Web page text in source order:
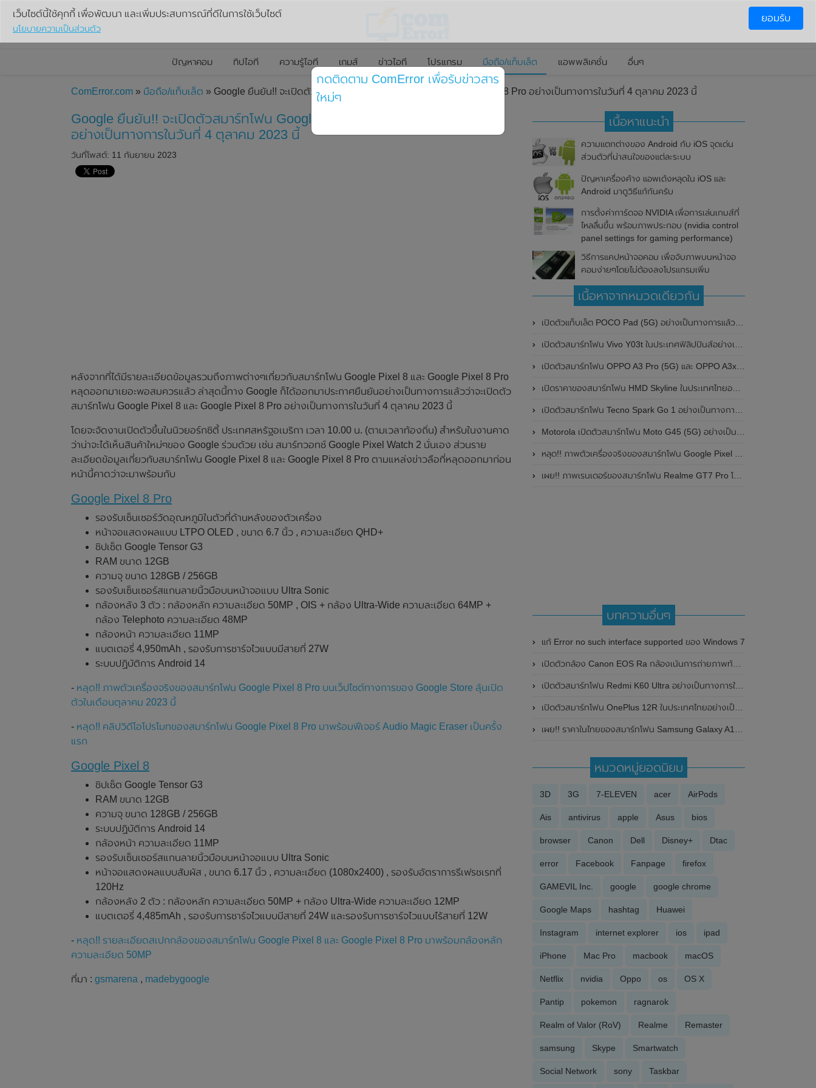
ปัญหาคอม ทิปไอที ความรู้ไอที เกมส์ ข่าวไอที โปรแกรม มือถือ/แท็บเล็ต แอพพลิเคชั่น อื่นๆ
ComError.com » มือถือ/แท็บเล็ต » Google ยืนยัน!! จะเปิดตัวสมาร์ทโฟน Google Pixel 8 และ Google Pixel 8 Pro อย่างเป็นทางการในวันที่ 4 ตุลาคม 2023 นี้
Google ยืนยัน!! จะเปิดตัวสมาร์ทโฟน Google Pixel 8 และ Google Pixel 8 Pro
อย่างเป็นทางการในวันที่ 4 ตุลาคม 2023 นี้
วันที่โพสต์: 11 กันยายน 2023
หลังจากที่ได้มีรายละเอียดข้อมูลรวมถึงภาพต่างๆเกี่ยวกับสมาร์ทโฟน Google Pixel 8 และ Google Pixel 8 Pro
หลุดออกมาเยอะพอสมควรแล้ว ล่าสุดนี้ทาง Google ก็ได้ออกมาประกาศยืนยันอย่างเป็นทางการแล้วว่าจะเปิดตัว
สมาร์ทโฟน Google Pixel 8 และ Google Pixel 8 Pro อย่างเป็นทางการในวันที่ 4 ตุลาคม 2023 นี้
โดยจะจัดงานเปิดตัวขึ้นในนิวยอร์กซิตี้ ประเทศสหรัฐอเมริกา เวลา 10.00 น. (ตามเวลาท้องถิ่น) สำหรับในงานคาด
ว่าน่าจะได้เห็นสินค้าใหม่ๆของ Google ร่วมด้วย เช่น สมาร์ทวอทช์ Google Pixel Watch 2 นั่นเอง ส่วนราย
ละเอียดข้อมูลเกี่ยวกับสมาร์ทโฟน Google Pixel 8 และ Google Pixel 8 Pro ตามแหล่งข่าวลือที่หลุดออกมาก่อน
หน้านี้คาดว่าจะมาพร้อมกับ
Google Pixel 8 Pro
รองรับเซ็นเซอร์วัดอุณหภูมิในตัวที่ด้านหลังของตัวเครื่อง
หน้าจอแสดงผลแบบ LTPO OLED , ขนาด 6.7 นิ้ว , ความละเอียด QHD+
ชิปเซ็ต Google Tensor G3
RAM ขนาด 12GB
ความจุ ขนาด 128GB / 256GB
รองรับเซ็นเซอร์สแกนลายนิ้วมือบนหน้าจอแบบ Ultra Sonic
กล้องหลัง 3 ตัว : กล้องหลัก ความละเอียด 50MP , OIS + กล้อง Ultra-Wide ความละเอียด 64MP +
กล้อง Telephoto ความละเอียด 48MP
กล้องหน้า ความละเอียด 11MP
แบตเตอรี่ 4,950mAh , รองรับการชาร์จไวแบบมีสายที่ 27W
ระบบปฏิบัติการ Android 14
- หลุด!! ภาพตัวเครื่องจริงของสมาร์ทโฟน Google Pixel 8 Pro บนเว็ปไซต์ทางการของ Google Store ลุ้นเปิด
ตัวในเดือนตุลาคม 2023 นี้
- หลุด!! คลิปวิดีโอโปรโมทของสมาร์ทโฟน Google Pixel 8 Pro มาพร้อมฟีเจอร์ Audio Magic Eraser เป็นครั้ง
แรก
Google Pixel 8
ชิปเซ็ต Google Tensor G3
RAM ขนาด 12GB
ความจุ ขนาด 128GB / 256GB
ระบบปฏิบัติการ Android 14
กล้องหน้า ความละเอียด 11MP
รองรับเซ็นเซอร์สแกนลายนิ้วมือบนหน้าจอแบบ Ultra Sonic
หน้าจอแสดงผลแบบสัมผัส , ขนาด 6.17 นิ้ว , ความละเอียด (1080x2400) , รองรับอัตราการรีเฟรชเรทที่
120Hz
กล้องหลัง 2 ตัว : กล้องหลัก ความละเอียด 50MP + กล้อง Ultra-Wide ความละเอียด 12MP
แบตเตอรี่ 4,485mAh , รองรับการชาร์จไวแบบมีสายที่ 24W และรองรับการชาร์จไวแบบไร้สายที่ 12W
- หลุด!! รายละเอียดสเปกกล้องของสมาร์ทโฟน Google Pixel 8 และ Google Pixel 8 Pro มาพร้อมกล้องหลัก
ความละเอียด 50MP
ที่มา : gsmarena , madebygoogle
เนื้อหาแนะนำ
ความแตกต่างของ Android กับ iOS จุดเด่น
ส่วนตัวที่น่าสนใจของแต่ละระบบ
ปัญหาเครื่องค้าง แอพเด้งหลุดใน iOS และ
Android มาดูวิธีแก้กันครับ
การตั้งค่าการ์ดจอ NVIDIA เพื่อการเล่นเกมส์ที่
ไหลลื่นขึ้น พร้อมภาพประกอบ (nvidia control
panel settings for gaming performance)
วิธีการแคปหน้าจอคอม เพื่อจับภาพบนหน้าจอ
คอมง่ายๆโดยไม่ต้องลงโปรแกรมเพิ่ม
เนื้อหาจากหมวดเดียวกัน
เปิดตัวแท็บเล็ต POCO Pad (5G) อย่างเป็นทางการแล้วในประเทศอินเดีย มาพร้อมชิปเซ็ต Snapdragon 7s Gen 2 ของ Qualcomm และรองรับเครือข่าย 5G
เปิดตัวสมาร์ทโฟน Vivo Y03t ในประเทศฟิลิปปินส์อย่างเป็นทางการแล้ว มาพร้อมชิปเซ็ต Unisoc T612 , กล้องหลัง ความละเอียด 13MP , แบตเตอรี่ 5,000mAh และหน้าจอแสดงผล LCD / 90Hz
เปิดตัวสมาร์ทโฟน OPPO A3 Pro (5G) และ OPPO A3x ในประเทศไทยอย่างเป็นทางการแล้ว ในราคาเริ่มต้นเพียง 3,999 บาท
เปิดราคาของสมาร์ทโฟน HMD Skyline ในประเทศไทยอย่างเป็นทางการแล้ว ราคา 14,990 บาท
เปิดตัวสมาร์ทโฟน Tecno Spark Go 1 อย่างเป็นทางการแล้ว มาพร้อมหน้าจอแสดงผล LCD / 120Hz , แบตเตอรี่ 5,000mAh และใช้ชิปเซ็ต Unisoc
Motorola เปิดตัวสมาร์ทโฟน Moto G45 (5G) อย่างเป็นทางการแล้วในอินเดีย
หลุด!! ภาพตัวเครื่องจริงของสมาร์ทโฟน Google Pixel 9a โชว์ดีไซน์ใหม่ กล้องหลังแบนราบ ไม่มีกรอบของกล้องแล้ว
เผย!! ภาพเรนเดอร์ของสมาร์ทโฟน Realme GT7 Pro โชว์ให้เห็นดีไซน์ใหม่ พร้อมเผยรายละเอียดสเปกที่สำคัญบางส่วน
บทความอื่นๆ
แก้ Error no such interface supported ของ Windows 7
เปิดตัวกล้อง Canon EOS Ra กล้องเน้นการถ่ายภาพท้องฟ้ายามค่ำคืนและถ่ายภาพดวงดาวดาราศาสตร์
เปิดตัวสมาร์ทโฟน Redmi K60 Ultra อย่างเป็นทางการในประเทศจีน มาพร้อมชิปเซ็ต Dimensity 9200+ , RAM 24GB , กล้อง Sony IMX800 และมีมาตรฐานกันน้ำ IP68
เปิดตัวสมาร์ทโฟน OnePlus 12R ในประเทศไทยอย่างเป็นทางการแล้ว ในราคา 26,999 บาท
เผย!! ราคาในไทยของสมาร์ทโฟน Samsung Galaxy A15 (4G) , Samsung Galaxy A15 (5G) และSamsung Galaxy A25 (5G) ราคาเริ่มต้นอยู่ที่ 6,999 บาท
หมวดหมู่ยอดนิยม
3D 3G 7-ELEVEN acer AirPods
Ais antivirus apple Asus bios
browser Canon Dell Disney+ Dtac
error Facebook Fanpage firefox
GAMEVIL Inc. google google chrome
Google Maps hashtag Huawei
Instagram internet explorer ios ipad
iPhone Mac Pro macbook macOS
Netflix nvidia Oppo os OS X
Pantip pokemon ragnarok
Realm of Valor (RoV) Realme Remaster
samsung Skype Smartwatch
Social Network sony Taskbar
เว็บไซต์นี้ใช้คุกกี้ เพื่อพัฒนา และเพิ่มประสบการณ์ที่ดีในการใช้เว็บไซต์
นโยบายความเป็นส่วนตัว
ยอมรับ
กดติดตาม ComError เพื่อรับข่าวสาร
ใหม่ๆ